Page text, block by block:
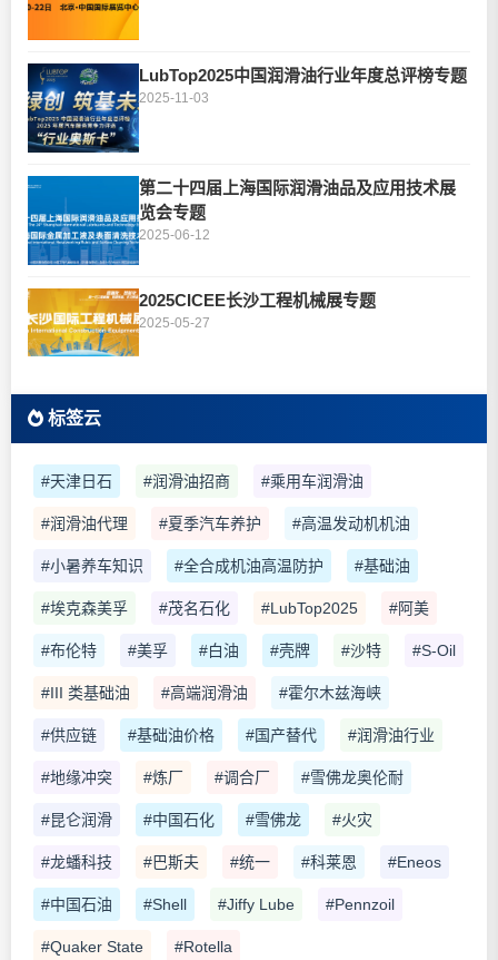
LubTop2025中国润滑油行业年度总评榜专题
2025-11-03
第二十四届上海国际润滑油品及应用技术展
览会专题
2025-06-12
2025CICEE长沙工程机械展专题
2025-05-27
标签云
#天津日石 #润滑油招商 #乘用车润滑油
#润滑油代理 #夏季汽车养护 #高温发动机机油
#小暑养车知识 #全合成机油高温防护 #基础油
#埃克森美孚 #茂名石化 #LubTop2025 #阿美
#布伦特 #美孚 #白油 #壳牌 #沙特 #S-Oil
#III 类基础油 #高端润滑油 #霍尔木兹海峡
#供应链 #基础油价格 #国产替代 #润滑油行业
#地缘冲突 #炼厂 #调合厂 #雪佛龙奥伦耐
#昆仑润滑 #中国石化 #雪佛龙 #火灾
#龙蟠科技 #巴斯夫 #统一 #科莱恩 #Eneos
#中国石油 #Shell #Jiffy Lube #Pennzoil
#Quaker State #Rotella